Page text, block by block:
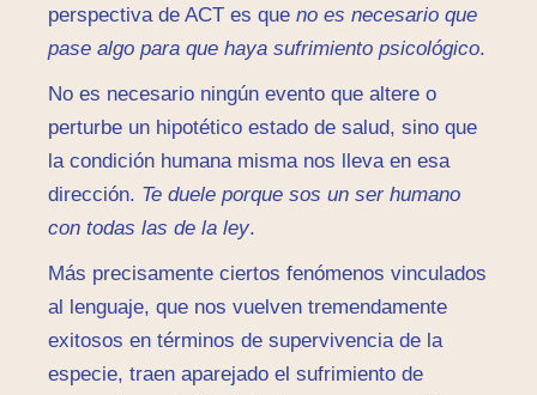
perspectiva de ACT es que no es necesario que
pase algo para que haya sufrimiento psicológico.
No es necesario ningún evento que altere o
perturbe un hipotético estado de salud, sino que
la condición humana misma nos lleva en esa
dirección. Te duele porque sos un ser humano
con todas las de la ley.
Más precisamente ciertos fenómenos vinculados
al lenguaje, que nos vuelven tremendamente
exitosos en términos de supervivencia de la
especie, traen aparejado el sufrimiento de